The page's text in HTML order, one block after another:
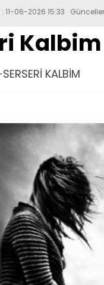
: 11-06-2026 15:33
KALBİM